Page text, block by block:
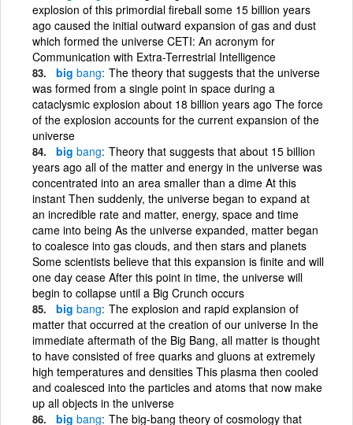
explosion of this primordial fireball some 15 billion years
ago caused the initial outward expansion of gas and dust
which formed the universe CETI: An acronym for
Communication with Extra-Terrestrial Intelligence
big bang The theory that suggests that the universe
was formed from a single point in space during a
cataclysmic explosion about 18 billion years ago The force
of the explosion accounts for the current expansion of the
universe
big bang Theory that suggests that about 15 billion
years ago all of the matter and energy in the universe was
concentrated into an area smaller than a dime At this
instant Then suddenly, the universe began to expand at
an incredible rate and matter, energy, space and time
came into being As the universe expanded, matter began
to coalesce into gas clouds, and then stars and planets
Some scientists believe that this expansion is finite and will
one day cease After this point in time, the universe will
begin to collapse until a Big Crunch occurs
big bang The explosion and rapid explansion of
matter that occurred at the creation of our universe In the
immediate aftermath of the Big Bang, all matter is thought
to have consisted of free quarks and gluons at extremely
high temperatures and densities This plasma then cooled
and coalesced into the particles and atoms that now make
up all objects in the universe
big bang The big-bang theory of cosmology that